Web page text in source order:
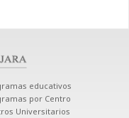
educativos
por Centro
Universitarios